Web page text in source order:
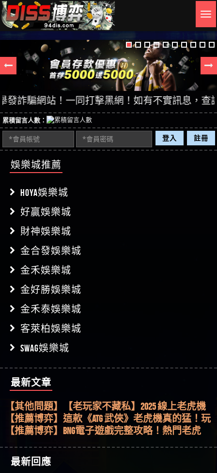
網站！一同打擊黑網！如有不實訊息，查證後
累積留言人數：
登入 註冊
娛樂城推薦
HOYA娛樂城
好贏娛樂城
財神娛樂城
金合發娛樂城
金禾娛樂城
金好勝娛樂城
金禾泰娛樂城
客萊柏娛樂城
SWAG娛樂城
最新文章
【其他問題】用理性數據指路，開啟你的高回報
娛樂之旅
【其他問題】【老玩家不藏私】2025 線上老虎機
這樣挑！RTP、波動率和平台安全的全攻略！
【推薦博弈】這款《ATG 武俠》老虎機真的猛！玩
過才知道什麼叫超過3萬種中獎方式！
【推薦博弈】BNG電子遊戲完整攻略！熱門老虎
51,000倍數玩法攻略，輕鬆稱霸老虎機！
【其他問題】「拆解力智投資詐騙套路緊急追討
賴zg369」力智投資是不是詐騙 力智投資是真的嗎
【其他問題】 【遇天盛商行詐騙追回資金賴
最新回應
【傑】推代理真的好相處